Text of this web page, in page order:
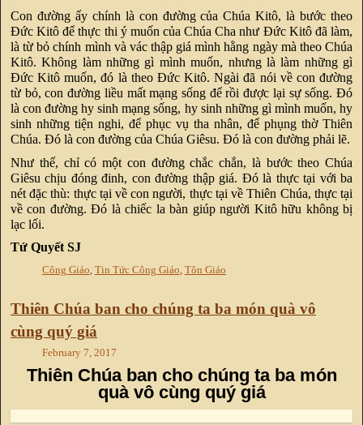
Con đường ấy chính là con đường của Chúa Kitô, là bước theo
Đức Kitô để thực thi ý muốn của Chúa Cha như Đức Kitô đã làm,
là từ bỏ chính mình và vác thập giá mình hằng ngày mà theo Chúa
Kitô. Không làm những gì mình muốn, nhưng là làm những gì
Đức Kitô muốn, đó là theo Đức Kitô. Ngài đã nói về con đường
từ bỏ, con đường liều mất mạng sống để rồi được lại sự sống. Đó
là con đường hy sinh mạng sống, hy sinh những gì mình muốn, hy
sinh những tiện nghi, để phục vụ tha nhân, để phụng thờ Thiên
Chúa. Đó là con đường của Chúa Giêsu. Đó là con đường phải lẽ.
Như thế, chỉ có một con đường chắc chắn, là bước theo Chúa
Giêsu chịu đóng đinh, con đường thập giá. Đó là thực tại với ba
nét đặc thù: thực tại về con người, thực tại về Thiên Chúa, thực tại
về con đường. Đó là chiếc la bàn giúp người Kitô hữu không bị
lạc lối.
Tứ Quyết SJ
Công Giáo Tin Tức Công Giáo Tôn Giáo
Thiên Chúa ban cho chúng ta ba món quà vô
cùng quý giá
February 7, 2017
Thiên Chúa ban cho chúng ta ba món
quà vô cùng quý giá